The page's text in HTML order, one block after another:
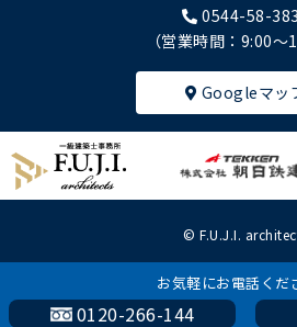
お気軽にお電話くだ
0120-266-144
0544-58-
（営業時間：9:00～
Googleマッ
© F.U.J.I.